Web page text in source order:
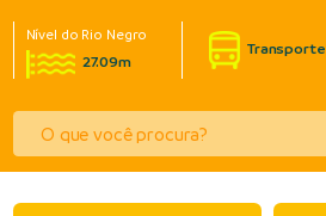
Nível do Rio Negro
27.09m
Transporte